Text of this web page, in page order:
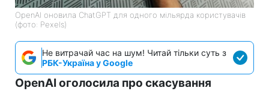
OpenAI оновила ChatGPT для одного мільярда користувачів
(фото: Pexels)
Не витрачай час на шум! Читай тільки суть з
РБК-Україна у Google
OpenAI оголосила про скасування